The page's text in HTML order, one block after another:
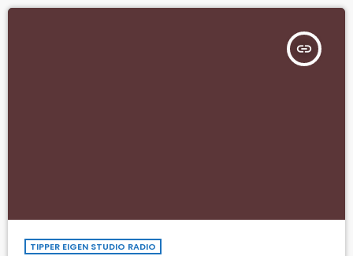
insert_link
TIPPER EIGEN STUDIO RADIO